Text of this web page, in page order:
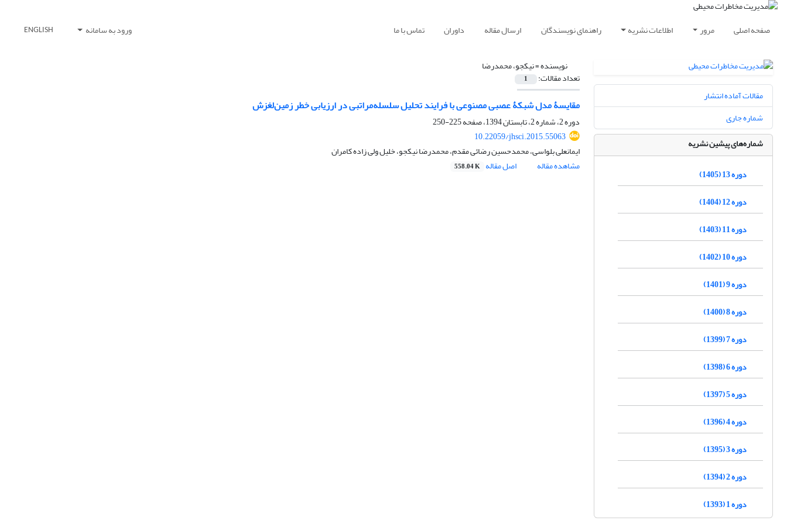
صفحه اصلی مرور اطلاعات نشریه راهنمای نویسندگان ارسال مقاله داوران تماس با ما ورود به سامانه ENGLISH
نویسنده =نیکجو، محمدرضا
تعداد مقالات: 1
مقایسۀ مدل شبکۀ عصبی مصنوعی با فرایند تحلیل سلسله‌مراتبی در ارزیابی خطر زمین‌لغزش
دوره 2، شماره 2، تابستان 1394، صفحه
225-250
10.22059/jhsci.2015.55063
ایمانعلی بلواسی، محمدحسین رضائی مقدم، محمدرضا نیکجو، خلیل ولی زاده کامران
مشاهده مقاله
اصل مقاله 558.04 K
مقالات آماده انتشار
شماره جاری
شماره‌های پیشین نشریه
دوره 13 (1405)
دوره 12 (1404)
دوره 11 (1403)
دوره 10 (1402)
دوره 9 (1401)
دوره 8 (1400)
دوره 7 (1399)
دوره 6 (1398)
دوره 5 (1397)
دوره 4 (1396)
دوره 3 (1395)
دوره 2 (1394)
دوره 1 (1393)